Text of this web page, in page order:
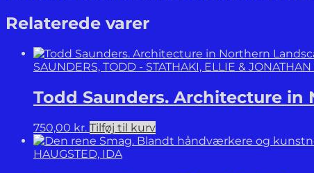
Architecture
and
Libraries.
Relaterede varer
SAUNDERS, TODD - STATHAKI, ELLIE & JONATHAN
Todd Saunders. Architecture in
750,00 kr. Tilføj til kurv
HAUGSTED, IDA